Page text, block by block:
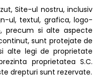
Site-ul nostru, inclusiv
ul, textul, grafica, logo-
precum si alte aspecte
sunt protejate de
alte legi de proprietate
proprietatea S.C.
drepturi sunt rezervate.